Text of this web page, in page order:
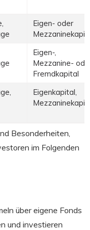
Eigen- oder
Eigen-,
Mezzanine-
Fremdkapital
Eigenkapital,
Besonderheiten,
im Folgenden
über eigene Fonds
und investieren